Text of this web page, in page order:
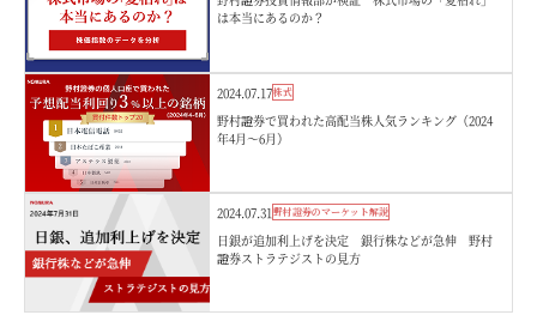
は本当にあるのか？
2024.07.17株式
野村證券で買われた高配当株人気ランキング（2024
年4月～6月）
2024.07.31 野村證券のマーケット解説
日銀が追加利上げを決定 銀行株などが急伸 野村
證券ストラテジストの見方